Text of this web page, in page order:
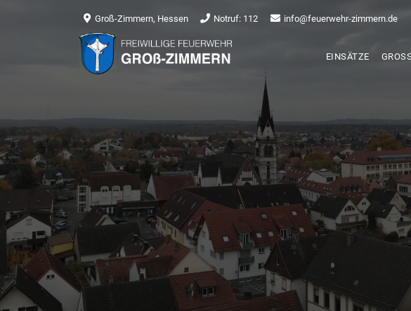
Groß-Zimmern, Hessen Notruf: 112 info@feuerwehr-zimmern.de
EINSÄTZE